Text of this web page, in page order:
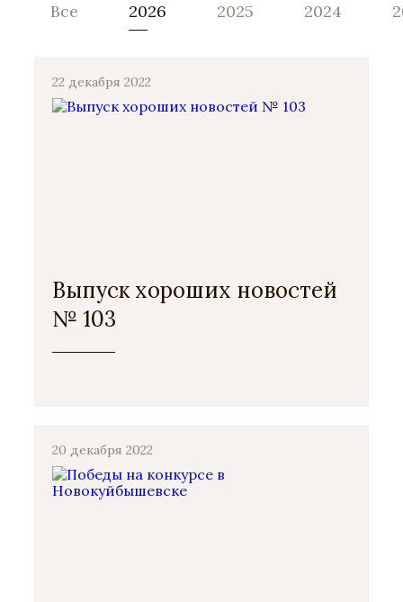
Все 2026 2025 2024
22 декабря 2022
Выпуск хороших новостей
№ 103
20 декабря 2022